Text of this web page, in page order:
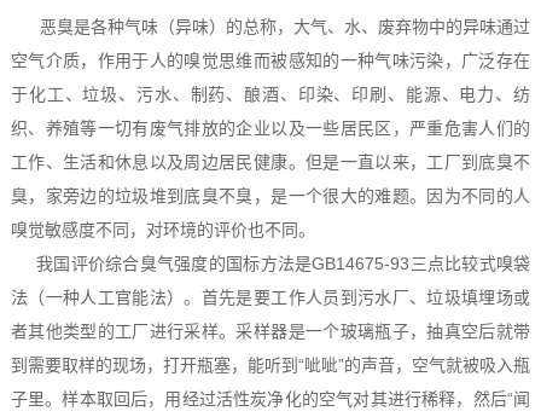
恶臭是各种气味（异味）的总称，大气、水、废弃物中的异味通过
空气介质，作用于人的嗅觉思维而被感知的一种气味污染，广泛存在
于化工、垃圾、污水、制药、酿酒、印染、印刷、能源、电力、纺
织、养殖等一切有废气排放的企业以及一些居民区，严重危害人们的
工作、生活和休息以及周边居民健康。但是一直以来，工厂到底臭不
臭，家旁边的垃圾堆到底臭不臭，是一个很大的难题。因为不同的人
嗅觉敏感度不同，对环境的评价也不同。
我国评价综合臭气强度的国标方法是GB14675-93三点比较式嗅袋
法（一种人工官能法）。首先是要工作人员到污水厂、垃圾填埋场或
者其他类型的工厂进行采样。采样器是一个玻璃瓶子，抽真空后就带
到需要取样的现场，打开瓶塞，能听到“呲呲”的声音，空气就被吸入瓶
子里。样本取回后，用经过活性炭净化的空气对其进行稀释，然后“闻